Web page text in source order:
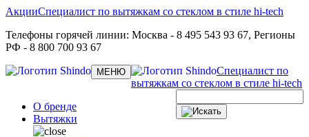
Акции
Телефоны горячей линии: Москва - 8 495 543 93 67, Регионы
РФ - 8 800 700 93 67
Специалист по вытяжкам со стеклом в стиле hi-tech
Toggle
navigation
МЕНЮ
Специалист по
вытяжкам со стеклом в стиле hi-tech
О бренде
Вытяжки